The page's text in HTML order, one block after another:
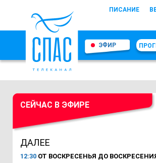
ПИСАНИЕ
ЭФИР
СЕЙЧАС В ЭФИРЕ
ДАЛЕЕ
12:30 ОТ ВОСКРЕСЕНЬЯ ДО